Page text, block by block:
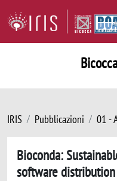
IRIS Pubblicazioni 01 -
Bioconda:
software